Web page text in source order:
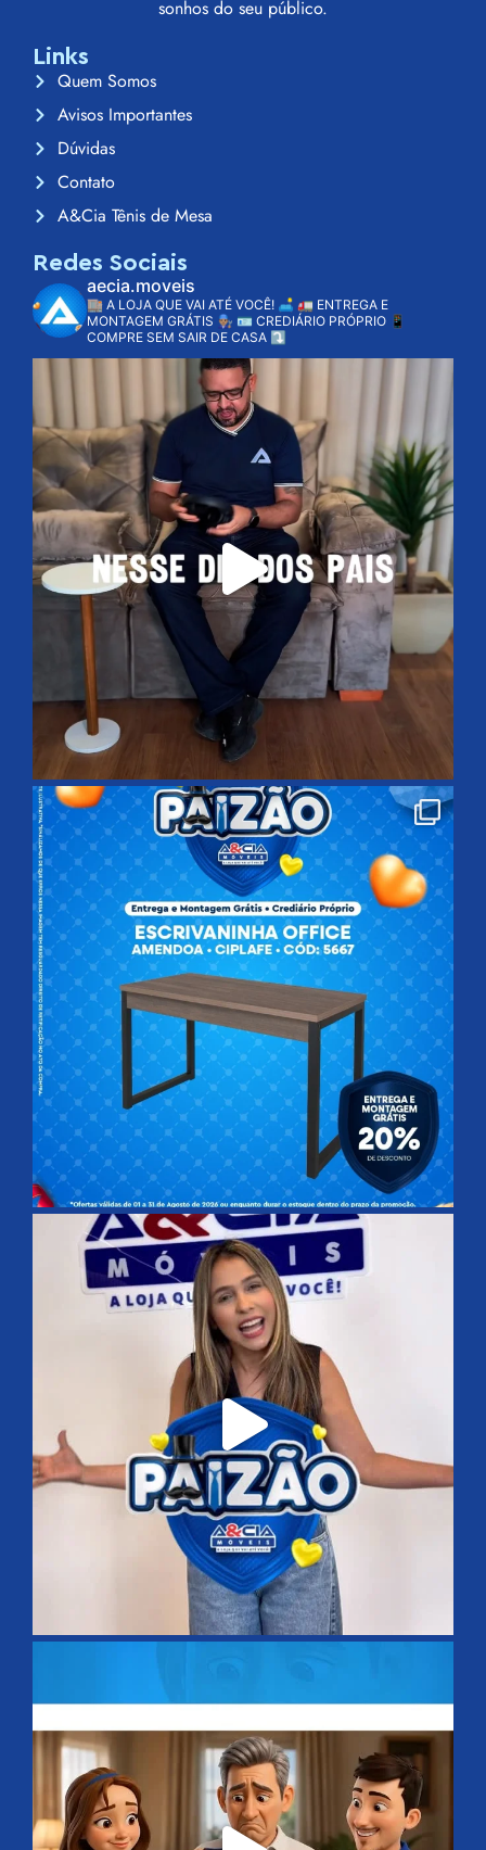
sonhos do seu público.
Links
Quem Somos
Avisos Importantes
Dúvidas
Contato
A&Cia Tênis de Mesa
Redes Sociais
aecia.moveis
🏬 A LOJA QUE VAI ATÉ VOCÊ! 🛋️ 🚛 ENTREGA E
MONTAGEM GRÁTIS 👨🏽‍🔧 🪪 CREDIÁRIO PRÓPRIO 📱
COMPRE SEM SAIR DE CASA ⤵️